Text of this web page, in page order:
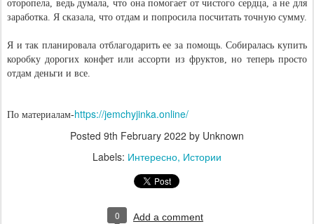
оторопела, ведь думала, что она помогает от чистого сердца, а не для
заработка. Я сказала, что отдам и попросила посчитать точную сумму.
Я и так планировала отблагодарить ее за помощь. Собиралась купить
коробку дорогих конфет или ассорти из фруктов, но теперь просто
отдам деньги и все.
По материалам-https://jemchyjinka.online/
Posted 9th February 2022 by Unknown
Labels: Интересно Истории
0 Add a comment